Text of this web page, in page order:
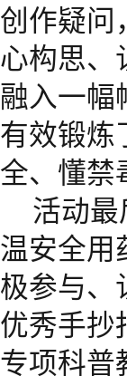
创作疑问
心构思、
融入一幅
有效锻炼
全、懂禁
活动
温安全用
极参与、
优秀手抄
专项科普